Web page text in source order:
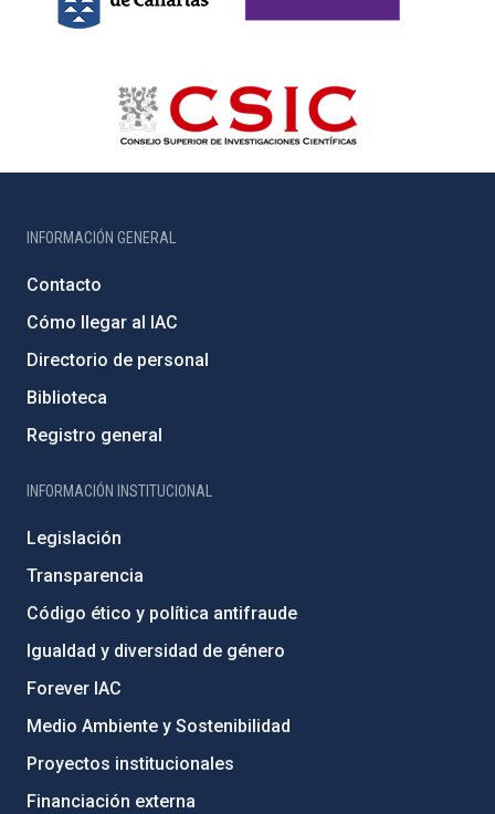
INFORMACIÓN GENERAL
Contacto
Cómo llegar al IAC
Directorio de personal
Biblioteca
Registro general
INFORMACIÓN INSTITUCIONAL
Legislación
Transparencia
Código ético y política antifraude
Igualdad y diversidad de género
Forever IAC
Medio Ambiente y Sostenibilidad
Proyectos institucionales
Financiación externa